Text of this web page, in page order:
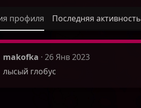
профиля Последняя активность
makofka 26 Янв 2023
лысый глобус